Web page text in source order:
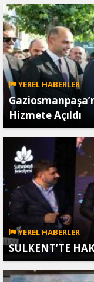
YEREL HABERLER
Hizmete Açıldı
YEREL HABERLER
SULKENT’TE